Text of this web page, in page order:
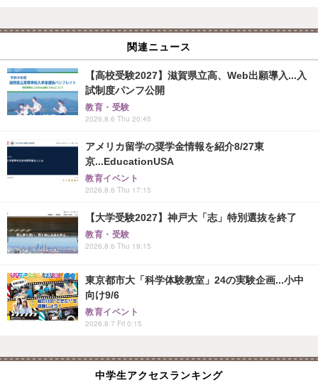
関連ニュース
【高校受験2027】滋賀県立高、Web出願導入...入
試制度パンフ公開
教育・受験
2026.8.6 Thu 20:45
アメリカ留学の奨学金情報を紹介8/27東
京...EducationUSA
教育イベント
2026.8.6 Thu 17:15
【大学受験2027】神戸大「志」特別選抜を終了
教育・受験
2026.8.6 Thu 19:15
東京都市大「科学体験教室」24の実験企画...小中
向け9/6
教育イベント
2026.8.7 Fri 0:15
中学生アクセスランキング